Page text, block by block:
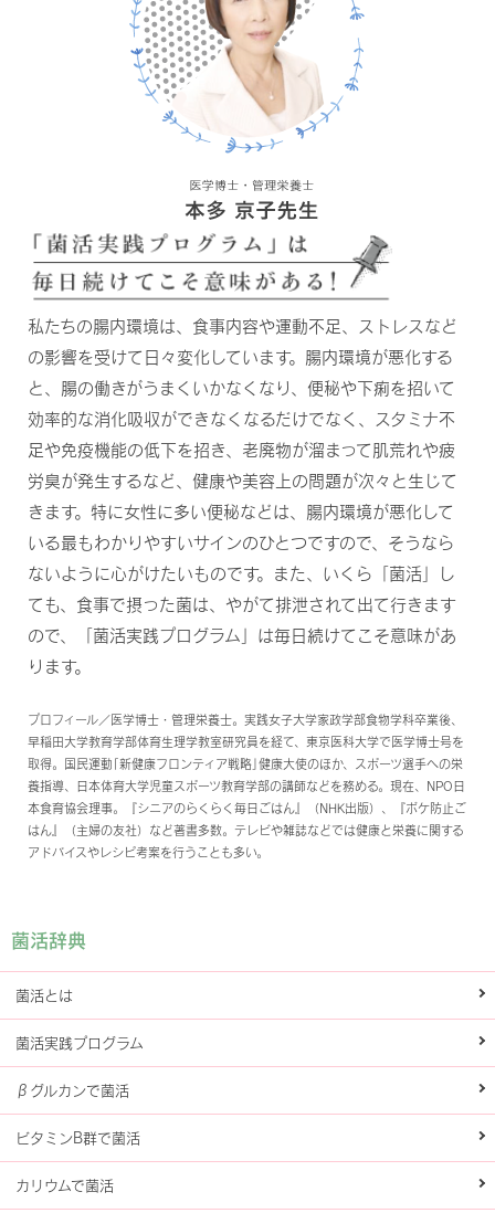
私たちの腸内環境は、食事内容や運動不足、ストレスなど
の影響を受けて日々変化しています。腸内環境が悪化する
と、腸の働きがうまくいかなくなり、便秘や下痢を招いて
効率的な消化吸収ができなくなるだけでなく、スタミナ不
足や免疫機能の低下を招き、老廃物が溜まって肌荒れや疲
労臭が発生するなど、健康や美容上の問題が次々と生じて
きます。特に女性に多い便秘などは、腸内環境が悪化して
いる最もわかりやすいサインのひとつですので、そうなら
ないように心がけたいものです。また、いくら「菌活」し
ても、食事で摂った菌は、やがて排泄されて出て行きます
ので、「菌活実践プログラム」は毎日続けてこそ意味があ
ります。
プロフィール／医学博士・管理栄養士。実践女子大学家政学部食物学科卒業後、
早稲田大学教育学部体育生理学教室研究員を経て、東京医科大学で医学博士号を
取得。国民運動｢新健康フロンティア戦略｣健康大使のほか、スポーツ選手への栄
養指導、日本体育大学児童スポーツ教育学部の講師などを務める。現在、NPO日
本食育協会理事。『シニアのらくらく毎日ごはん』（NHK出版）、『ボケ防止ご
はん』（主婦の友社）など著書多数。テレビや雑誌などでは健康と栄養に関する
アドバイスやレシピ考案を行うことも多い。
菌活辞典
菌活とは
菌活実践プログラム
βグルカンで菌活
ビタミンB群で菌活
カリウムで菌活